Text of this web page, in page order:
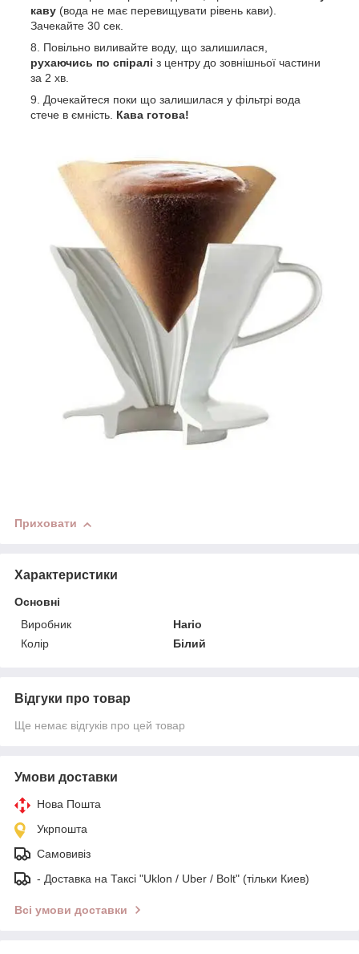
каву (вода не має перевищувати рівень кави).
Зачекайте 30 сек.
Повільно виливайте воду, що залишилася,
рухаючись по спіралі з центру до зовнішньої частини
за 2 хв.
Дочекайтеся поки що залишилася у фільтрі вода
стече в ємність. Кава готова!
Приховати
Характеристики
Основні
Виробник
Hario
Колір
Білий
Відгуки про товар
Ще немає відгуків про цей товар
Умови доставки
Нова Пошта
Укрпошта
Самовивіз
- Доставка на Таксі "Uklon / Uber / Bolt" (тільки Киев)
Всі умови доставки